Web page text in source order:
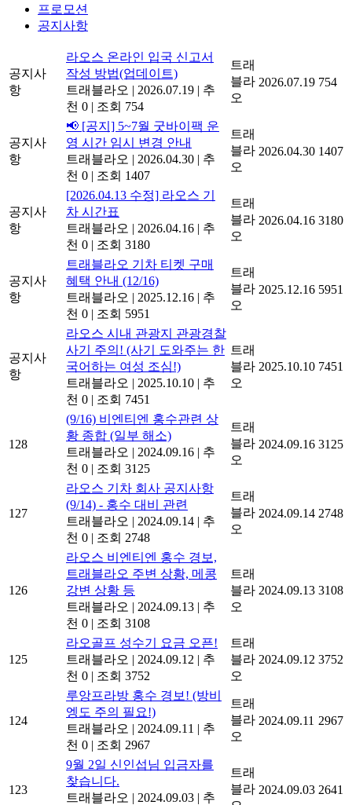
프로모션
공지사항
공지사
항
라오스 온라인 입국 신고서
작성 방법(업데이트)
트래블라오 | 2026.07.19 | 추
천 0 | 조회 754
트래
블라
오
2026.07.19 754
공지사
항
📢 [공지] 5~7월 굿바이팩 운
영 시간 임시 변경 안내
트래블라오 | 2026.04.30 | 추
천 0 | 조회 1407
트래
블라
오
2026.04.30 1407
공지사
항
[2026.04.13 수정] 라오스 기
차 시간표
트래블라오 | 2026.04.16 | 추
천 0 | 조회 3180
트래
블라
오
2026.04.16 3180
공지사
항
트래블라오 기차 티켓 구매
혜택 안내 (12/16)
트래블라오 | 2025.12.16 | 추
천 0 | 조회 5951
트래
블라
오
2025.12.16 5951
공지사
항
라오스 시내 관광지 관광경찰
사기 주의! (사기 도와주는 한
국어하는 여성 조심!)
트래블라오 | 2025.10.10 | 추
천 0 | 조회 7451
트래
블라
오
2025.10.10 7451
128
(9/16) 비엔티엔 홍수관련 상
황 종합 (일부 해소)
트래블라오 | 2024.09.16 | 추
천 0 | 조회 3125
트래
블라
오
2024.09.16 3125
127
라오스 기차 회사 공지사항
(9/14) - 홍수 대비 관련
트래블라오 | 2024.09.14 | 추
천 0 | 조회 2748
트래
블라
오
2024.09.14 2748
126
라오스 비엔티엔 홍수 경보,
트래블라오 주변 상황, 메콩
강변 상황 등
트래블라오 | 2024.09.13 | 추
천 0 | 조회 3108
트래
블라
오
2024.09.13 3108
125
라오골프 성수기 요금 오픈!
트래블라오 | 2024.09.12 | 추
천 0 | 조회 3752
트래
블라
오
2024.09.12 3752
124
루앙프라방 홍수 경보! (방비
엥도 주의 필요!)
트래블라오 | 2024.09.11 | 추
천 0 | 조회 2967
트래
블라
오
2024.09.11 2967
123
9월 2일 신인섭님 입금자를
찾습니다.
트래블라오 | 2024.09.03 | 추
트래
블라 2024.09.03 2641